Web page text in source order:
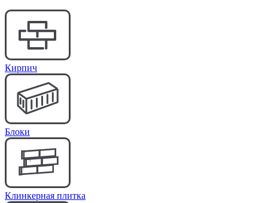
Кирпич
Блоки
Клинкерная плитка